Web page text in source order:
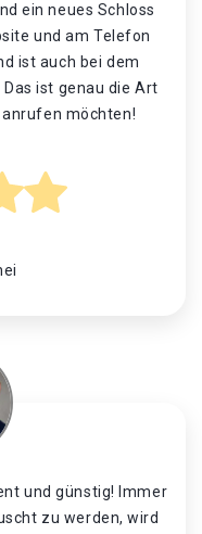
ein neues Schloss
und am Telefon
ist auch bei dem
ist genau die Art
möchten!
und günstig! Immer
zu werden, wird